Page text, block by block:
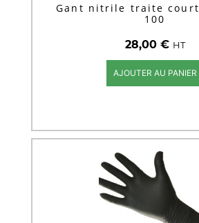
Gant nitrile traite
100
28,00 € HT
AJOUTER AU PANIER